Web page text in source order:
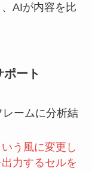
AIが内容を比
ート
ームに分析結
う風に変更し
力するセルを